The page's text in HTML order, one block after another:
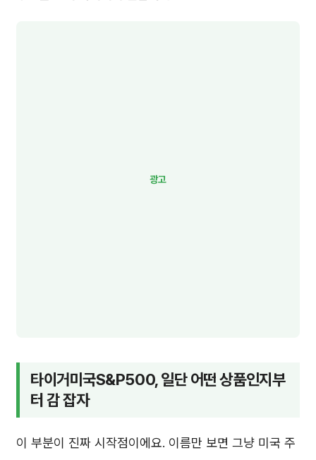
타이거미국S&P500, 일단 어떤 상품인지부
터 감 잡자
이 부분이 진짜 시작점이에요. 이름만 보면 그냥 미국 주